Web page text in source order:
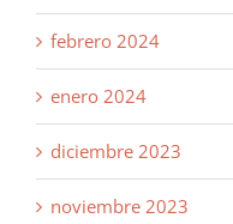
febrero 2024
enero 2024
diciembre 2023
noviembre 2023